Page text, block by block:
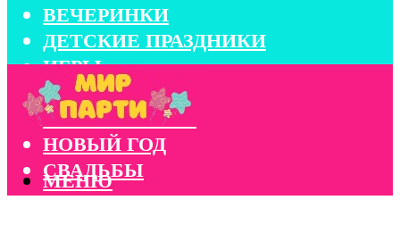
ВЕЧЕРИНКИ
ДЕТСКИЕ ПРАЗДНИКИ
ИГРЫ
КОНКУРСЫ
КОРПОРАТИВЫ
НОВЫЙ ГОД
СВАДЬБЫ
МЕНЮ